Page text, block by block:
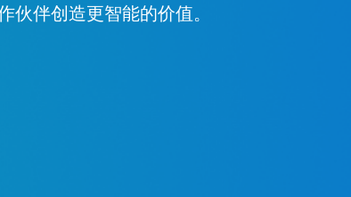
伴创造更智能的价值。